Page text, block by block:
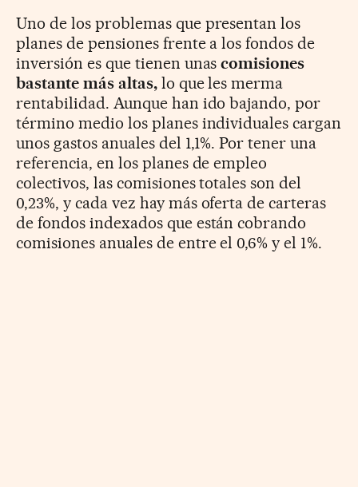
Uno de los problemas que presentan los
planes de pensiones frente a los fondos de
inversión es que tienen unas comisiones
bastante más altas,lo que les merma
rentabilidad. Aunque han ido bajando, por
término medio los planes individuales cargan
unos gastos anuales del 1,1%. Por tener una
referencia, en los planes de empleo
colectivos, las comisiones totales son del
0,23%, y cada vez hay más oferta de carteras
de fondos indexados que están cobrando
comisiones anuales de entre el 0,6% y el 1%.